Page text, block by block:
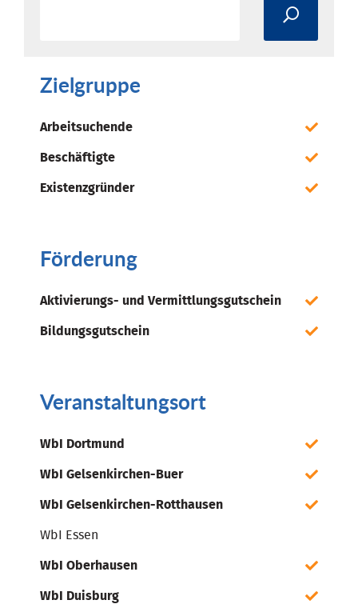
Zielgruppe
Arbeitsuchende
Beschäftigte
Existenzgründer
Förderung
Aktivierungs- und Vermittlungsgutschein
Bildungsgutschein
Veranstaltungsort
WbI Dortmund
WbI Gelsenkirchen-Buer
WbI Gelsenkirchen-Rotthausen
WbI Essen
WbI Oberhausen
WbI Duisburg